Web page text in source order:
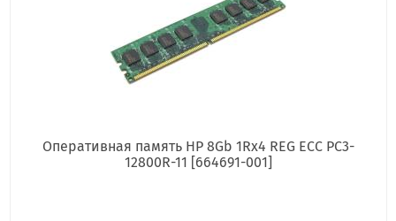
Оперативная память HP 8Gb 1Rx4 REG ECC PC3-
12800R-11 [664691-001]